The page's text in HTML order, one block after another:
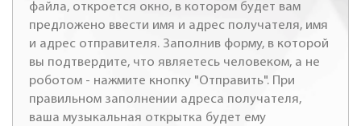
файла, откроется окно, в котором будет вам
предложено ввести имя и адрес получателя, имя
и адрес отправителя. Заполнив форму, в которой
вы подтвердите, что являетесь человеком, а не
роботом - нажмите кнопку "Отправить". При
правильном заполнении адреса получателя,
ваша музыкальная открытка будет ему